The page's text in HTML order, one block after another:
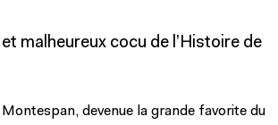
malheureux cocu de l’Histoire de
devenue la grande favorite du